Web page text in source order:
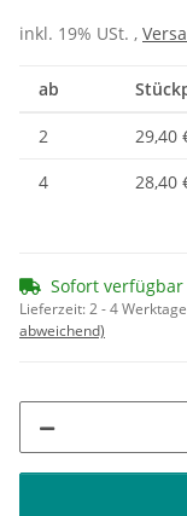
inkl. 19% USt. ,
ab
2 29,40
4
28,40
Sofort verfügbar
Lieferzeit:2 - 4 Werktage
abweichend)